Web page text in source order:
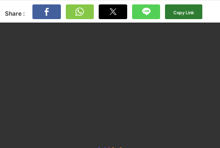
Share : Copy Link